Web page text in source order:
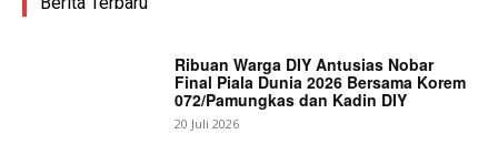
Ribuan Warga DIY Antusias Nobar
Final Piala Dunia 2026 Bersama Korem
072/Pamungkas dan Kadin DIY
20 Juli 2026